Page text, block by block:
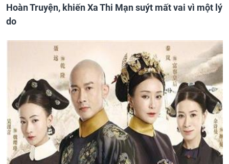
Hoàn Truyện, khiến Xa Thi Mạn suýt mất vai vì một lý
do